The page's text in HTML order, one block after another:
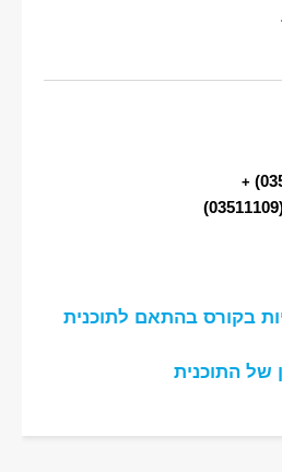
+
בקורס בהתאם לתוכנית
של התוכנית